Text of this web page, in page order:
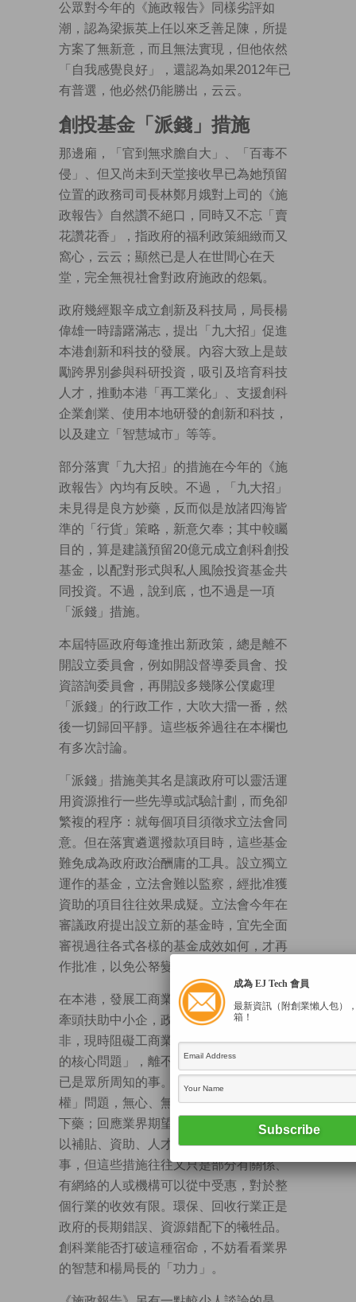
公眾對今年的《施政報告》同樣劣評如
潮，認為梁振英上任以來乏善足陳，所提
方案了無新意，而且無法實現，但他依然
「自我感覺良好」，還認為如果2012年已
有普選，他必然仍能勝出，云云。
創投基金「派錢」措施
那邊廂，「官到無求膽自大」、「百毒不
侵」、但又尚未到天堂接收早已為她預留
位置的政務司司長林鄭月娥對上司的《施
政報告》自然讚不絕口，同時又不忘「賣
花讚花香」，指政府的福利政策細緻而又
窩心，云云；顯然已是人在世間心在天
堂，完全無視社會對政府施政的怨氣。
政府幾經艱辛成立創新及科技局，局長楊
偉雄一時躊躇滿志，提出「九大招」促進
本港創新和科技的發展。內容大致上是鼓
勵跨界別參與科研投資，吸引及培育科技
人才，推動本港「再工業化」、支援創科
企業創業、使用本地研發的創新和科技，
以及建立「智慧城市」等等。
部分落實「九大招」的措施在今年的《施
政報告》內均有反映。不過，「九大招」
未見得是良方妙藥，反而似是放諸四海皆
準的「行貨」策略，新意欠奉；其中較矚
目的，算是建議預留20億元成立創科創投
基金，以配對形式與私人風險投資基金共
同投資。不過，說到底，也不過是一項
「派錢」措施。
本屆特區政府每逢推出新政策，總是離不
開設立委員會，例如開設督導委員會、投
資諮詢委員會，再開設多幾隊公僕處理
「派錢」的行政工作，大吹大擂一番，然
後一切歸回平靜。這些板斧過往在本欄也
有多次討論。
「派錢」措施美其名是讓政府可以靈活運
用資源推行一些先導或試驗計劃，而免卻
繁複的程序：就每個項目須徵求立法會同
意。但在落實遴選撥款項目時，這些基金
難免成為政府政治酬庸的工具。設立獨立
運作的基金，立法會難以監察，經批准獲
資助的項目往往效果成疑。立法會今年在
審議政府提出設立新的基金時，宜先全面
審視過往各式各樣的基金成效如何，才再
作批准，以免公帑變作一筆糊塗賬。
在本港，發展工商業或創科行業或須政府
牽頭扶助中小企，政府提出的建議無可厚
非，現時阻礙工商業健康發展的「最核心
的核心問題」，離不開地價和租金，這點
已是眾所周知的事。但政府對「地產霸
權」問題，無心、無能、無意、無力對症
下藥；回應業界期望，政府一直只有不停
以補貼、資助、人才培訓等形式敷衍了
事，但這些措施往往又只是部分有關係、
有網絡的人或機構可以從中受惠，對於整
個行業的收效有限。環保、回收行業正是
政府的長期錯誤、資源錯配下的犧牲品。
創科業能否打破這種宿命，不妨看看業界
的智慧和楊局長的「功力」。
成為 EJ Tech 會員
最新資訊（附創業懶人包）
箱！